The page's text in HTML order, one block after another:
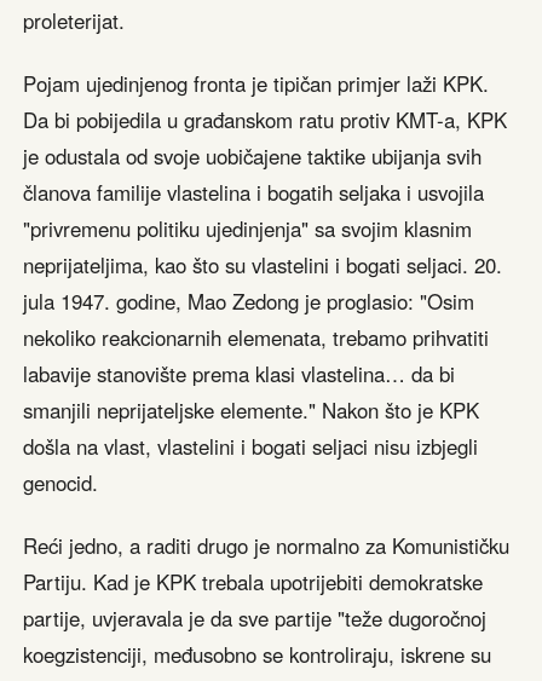
proleterijat.
Pojam ujedinjenog fronta je tipičan primjer laži KPK.
Da bi pobijedila u građanskom ratu protiv KMT-a, KPK
je odustala od svoje uobičajene taktike ubijanja svih
članova familije vlastelina i bogatih seljaka i usvojila
"privremenu politiku ujedinjenja" sa svojim klasnim
neprijateljima, kao što su vlastelini i bogati seljaci. 20.
jula 1947. godine, Mao Zedong je proglasio: "Osim
nekoliko reakcionarnih elemenata, trebamo prihvatiti
labavije stanovište prema klasi vlastelina… da bi
smanjili neprijateljske elemente." Nakon što je KPK
došla na vlast, vlastelini i bogati seljaci nisu izbjegli
genocid.
Reći jedno, a raditi drugo je normalno za Komunističku
Partiju. Kad je KPK trebala upotrijebiti demokratske
partije, uvjeravala je da sve partije "teže dugoročnoj
koegzistenciji, međusobno se kontroliraju, iskrene su